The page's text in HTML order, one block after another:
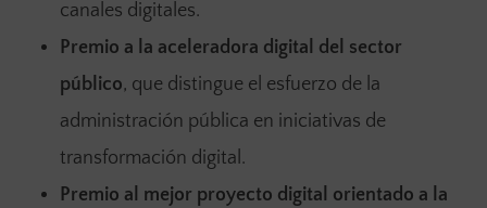
canales digitales.
Premio a la aceleradora digital del sector
público, que distingue el esfuerzo de la
administración pública en iniciativas de
transformación digital.
Premio al mejor proyecto digital orientado a la